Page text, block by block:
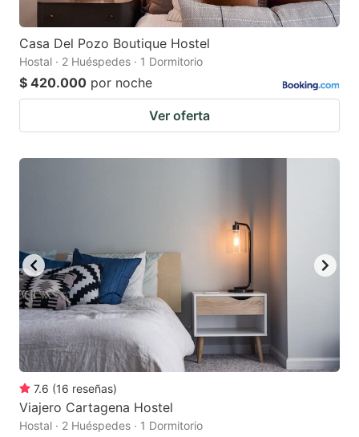
Casa Del Pozo Boutique Hostel
Hostal · 2 Huéspedes · 1 Dormitorio
$ 420.000 por noche
Ver oferta
7.6 (16 reseñas)
Viajero Cartagena Hostel
Hostal · 2 Huéspedes · 1 Dormitorio